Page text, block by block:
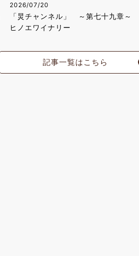
2026/07/20
「炅チャンネル」 ～第七十九章～
ヒノエワイナリー
記事一覧はこちら